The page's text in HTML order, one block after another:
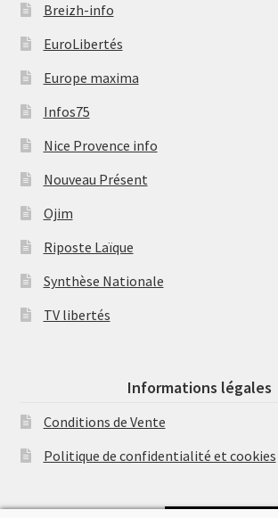
Breizh-info
EuroLibertés
Europe maxima
Infos75
Nice Provence info
Nouveau Présent
Ojim
Riposte Laïque
Synthèse Nationale
TV libertés
Informations légales
Conditions de Vente
Politique de confidentialité et cookies